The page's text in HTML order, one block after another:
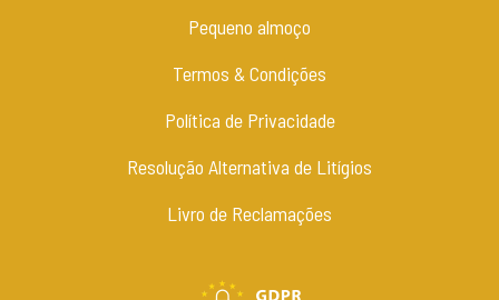
Pequeno almoço
Termos & Condições
Política de Privacidade
Resolução Alternativa de Litígios
Livro de Reclamações